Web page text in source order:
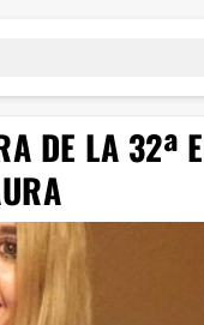
DE LA 32ª